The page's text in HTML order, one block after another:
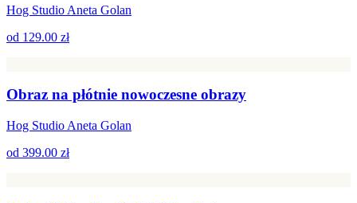
Hog Studio Aneta Golan
od 129.00 zł
Obraz na płótnie nowoczesne obrazy
Hog Studio Aneta Golan
od 399.00 zł